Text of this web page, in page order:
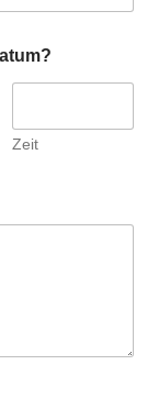
Zeit